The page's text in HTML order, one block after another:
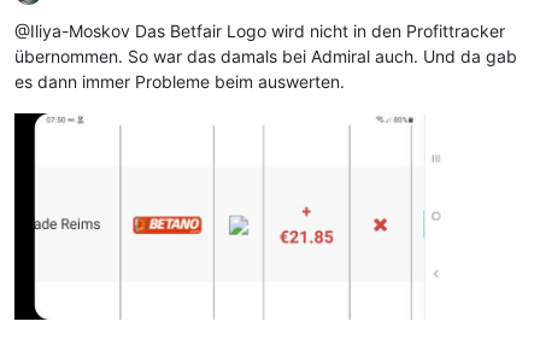
@Iliya-Moskov Das Betfair Logo wird nicht in den Profittracker
übernommen. So war das damals bei Admiral auch. Und da gab
es dann immer Probleme beim auswerten.